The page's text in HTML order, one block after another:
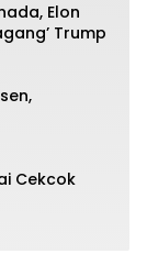
Elon
Trump
Cekcok